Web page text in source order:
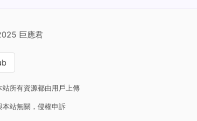
巨應君
站所有資源都由用戶上傳
本站無關，侵權申訴